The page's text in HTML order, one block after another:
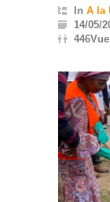
In A la
14/05/